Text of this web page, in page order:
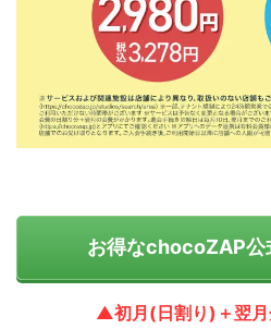
お得なchocoZAP公
▲初月(日割り)＋翌